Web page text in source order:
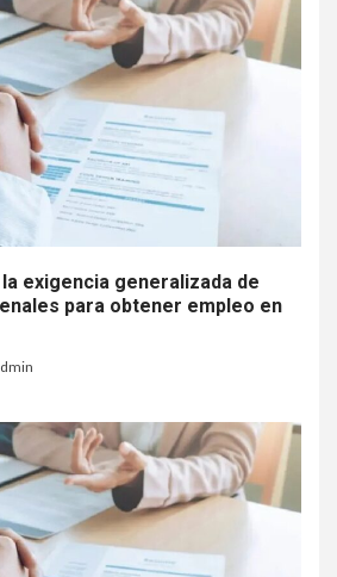
exigencia generalizada de
para obtener empleo en